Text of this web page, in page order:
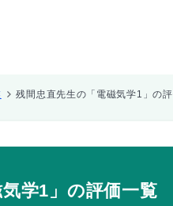
残間忠直先生の「電磁気学1」の
学1」の評価一覧